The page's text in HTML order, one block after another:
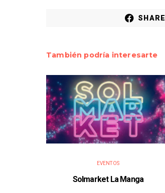
SHARE
También podría interesarte
EVENTOS
Solmarket La Manga